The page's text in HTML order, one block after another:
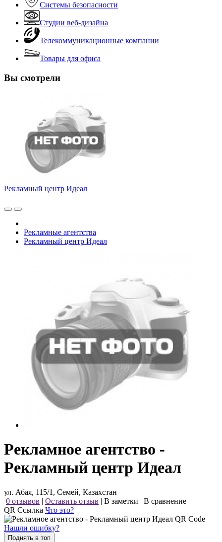
Системы безопасности
Студии веб-дизайна
Телекоммуникационные компании
Товары для офиса
Вы смотрели
Рекламный центр Идеал
Рекламные агентства
Рекламный центр Идеал
Рекламное агентство -
Рекламный центр Идеал
ул. Абая, 115/1, Семей, Казахстан
0 отзывов | Оставить отзыв | В заметки | В сравнение
QR Ссылка Что это?
Нашли ошибку?
Поднять в топ